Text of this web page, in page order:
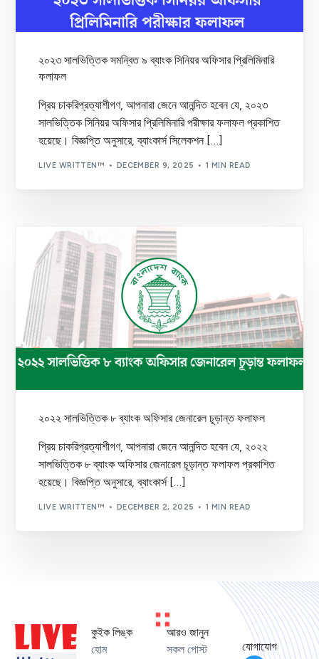
২০২৩ সালভিত্তিক সমন্বিত ৯ ব্যাংক সিনিয়র অফিসার প্রিলিমিনারি
ফলাফল
প্রিয় চাকরিপ্রত্যাশীগণ, আপনারা জেনে আনন্দিত হবেন যে, ২০২৩
সালভিত্তিক সিনিয়র অফিসার প্রিলিমিনারি পরীক্ষার ফলাফল প্রকাশিত
হয়েছে। বিজ্ঞপ্তি অনুসারে, ব্যাংকার্স সিলেকশন […]
LIVE WRITTEN™ DECEMBER 9, 2025 1 MIN READ
২০২২ সালভিত্তিক ৮ ব্যাংক অফিসার জেনারেল চূড়ান্ত ফলাফল
প্রিয় চাকরিপ্রত্যাশীগণ, আপনারা জেনে আনন্দিত হবেন যে, ২০২২
সালভিত্তিক ৮ ব্যাংক অফিসার জেনারেল চূড়ান্ত ফলাফল প্রকাশিত
হয়েছে। বিজ্ঞপ্তি অনুসারে, ব্যাংকার্স […]
LIVE WRITTEN™ DECEMBER 2, 2025 1 MIN READ
কুইক লিঙ্ক
হোম
আরও জানুন
সকল পোস্ট
যোগাযোগ